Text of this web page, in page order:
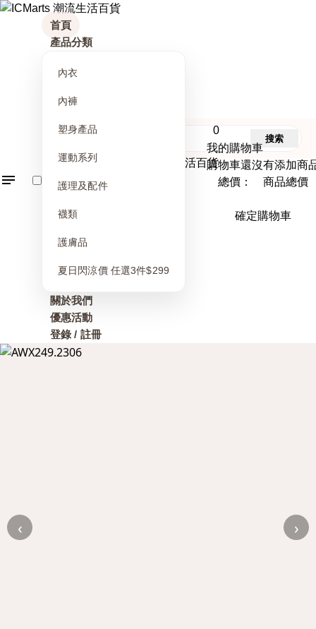
首頁
產品分類
內衣
內褲
塑身產品
運動系列
護理及配件
襪類
護膚品
夏日閃涼價 任選3件$299
關於我們
優惠活動
登錄 / 註冊
0
我的購物車
購物車還沒有添加商
總價： 商品總價
確定購物車
搜索
‹ ›